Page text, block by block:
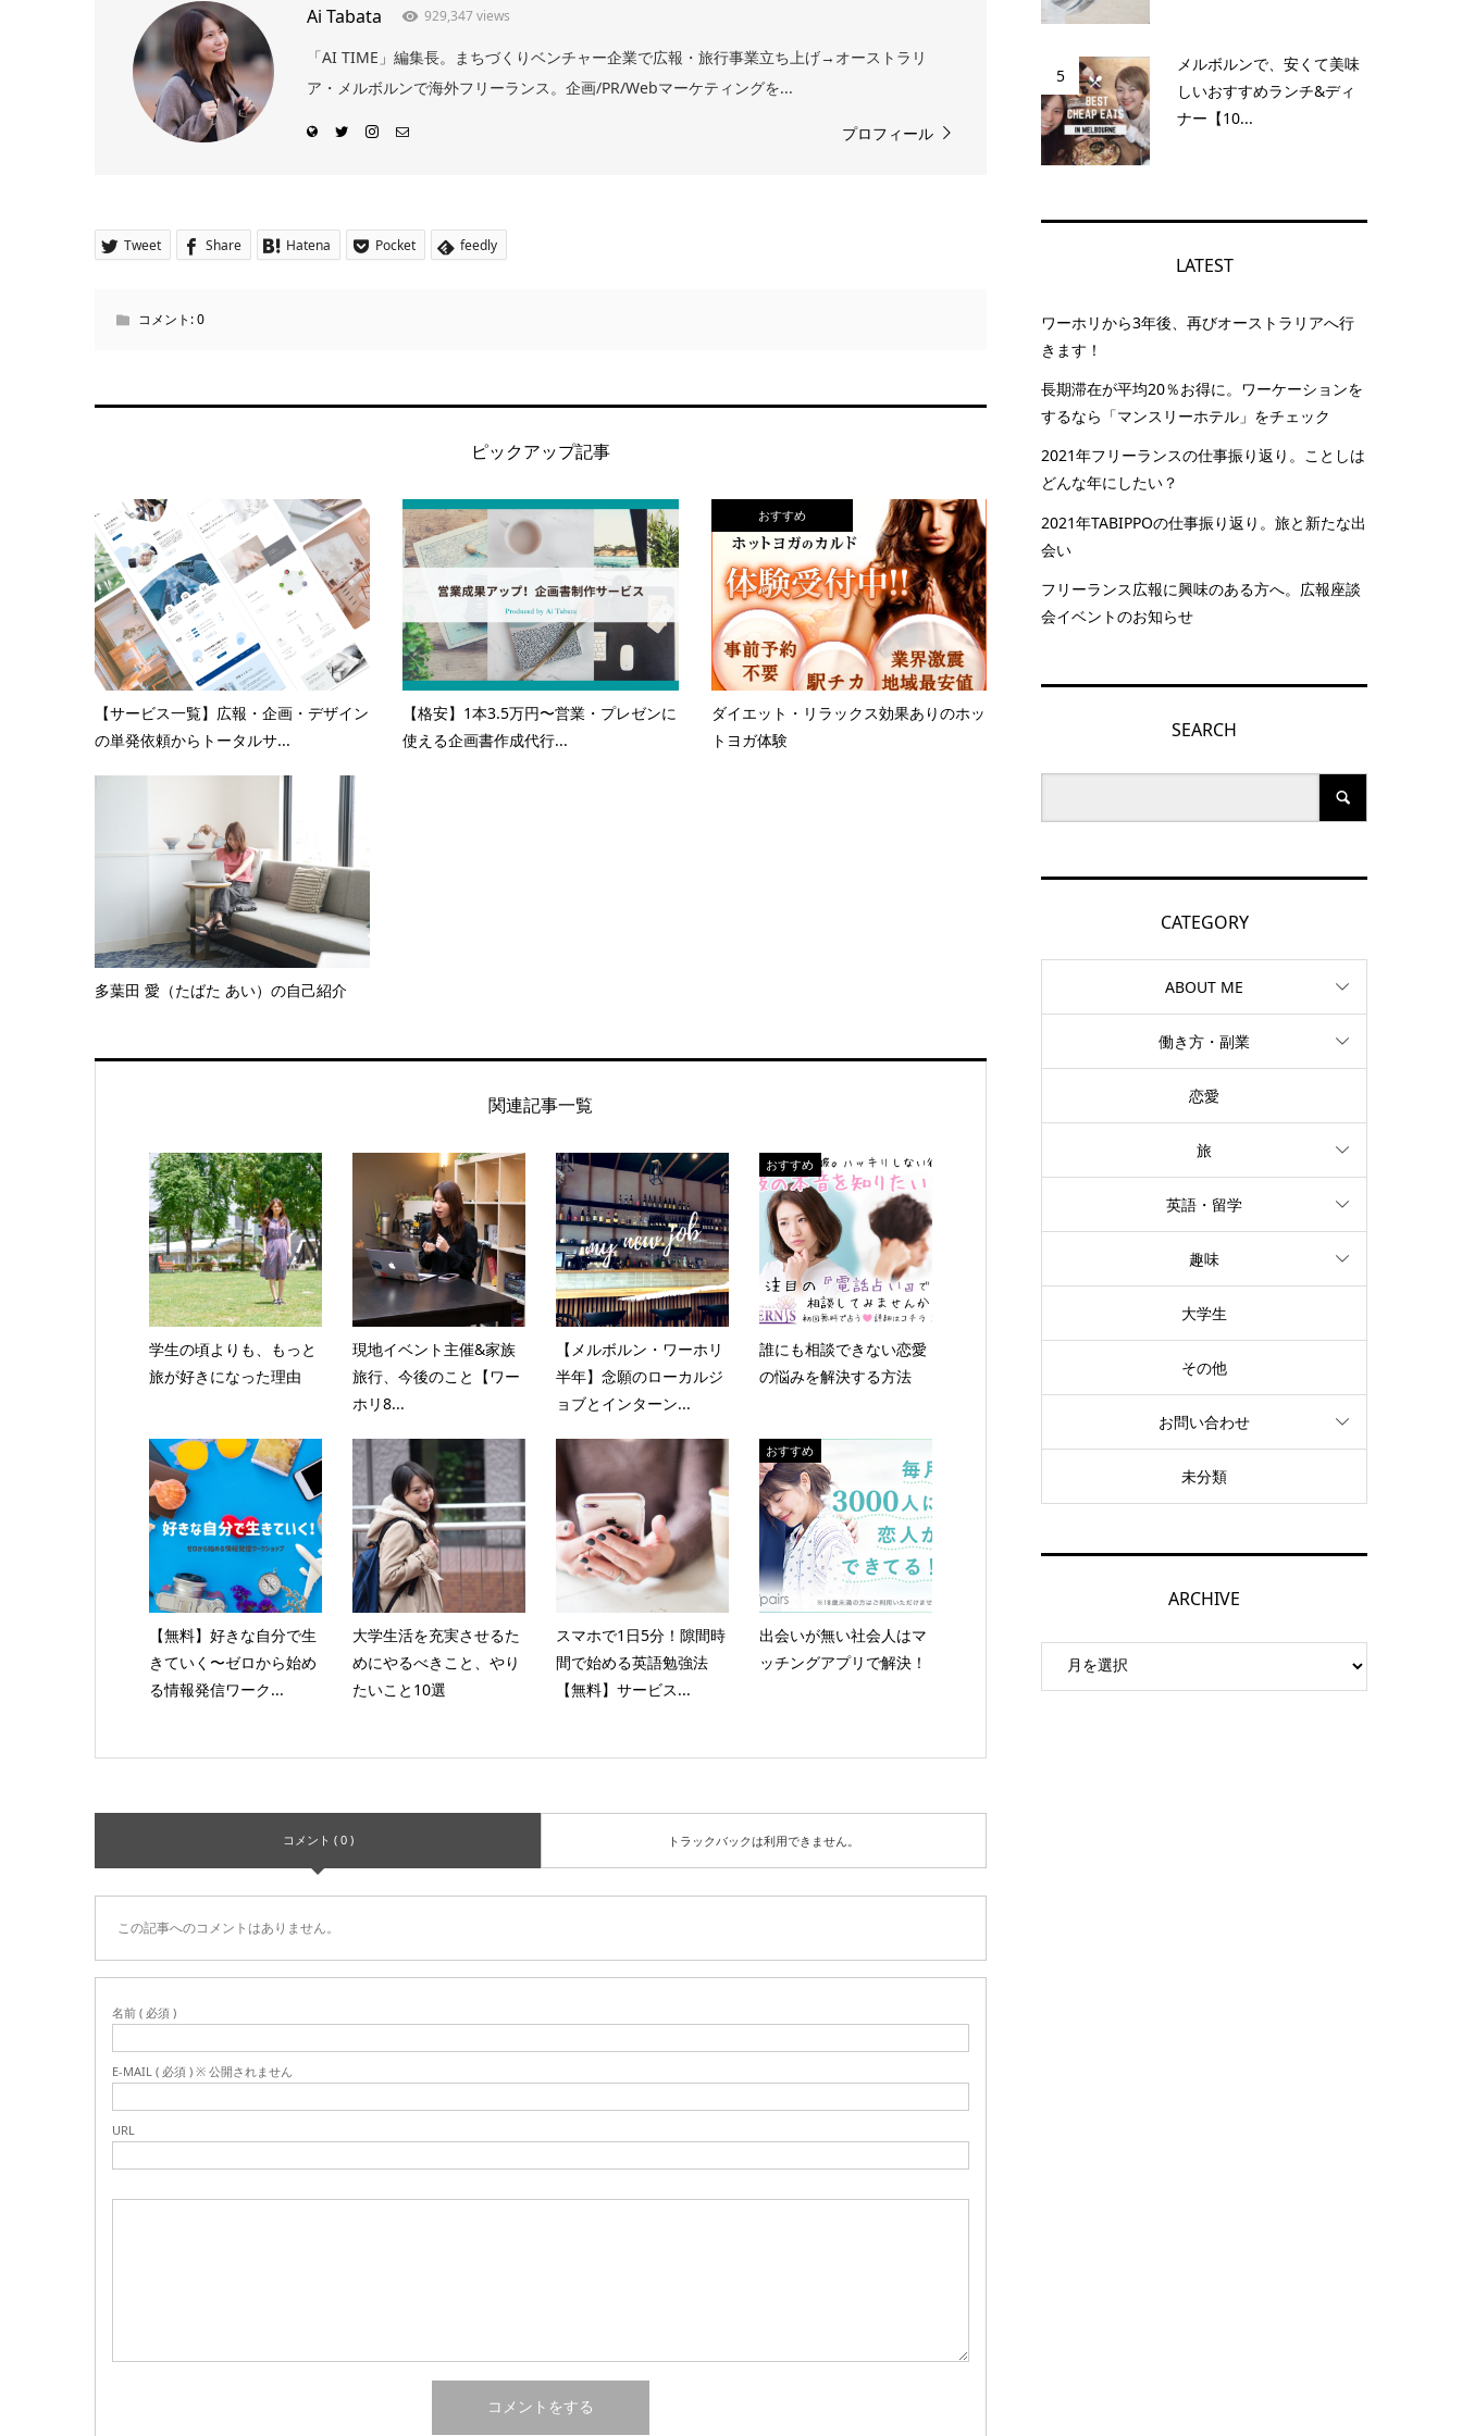
Ai Tabata 929,347 views
「AI TIME」編集長。まちづくりベンチャー企業で広報・旅行事業立ち上げ→オーストラリ
ア・メルボルンで海外フリーランス。企画/PR/Webマーケティングを...
プロフィール
Tweet Share Hatena Pocket feedly
コメント:0
ピックアップ記事
【サービス一覧】広報・企画・デザイン
の単発依頼からトータルサ...
【格安】1本3.5万円〜営業・プレゼンに
使える企画書作成代行...
おすすめ
ダイエット・リラックス効果ありのホッ
トヨガ体験
多葉田 愛（たばた あい）の自己紹介
関連記事一覧
学生の頃よりも、もっと
旅が好きになった理由
現地イベント主催&家族
旅行、今後のこと【ワー
ホリ8...
【メルボルン・ワーホリ
半年】念願のローカルジ
ョブとインターン...
おすすめ
誰にも相談できない恋愛
の悩みを解決する方法
【無料】好きな自分で生
きていく〜ゼロから始め
る情報発信ワーク...
大学生活を充実させるた
めにやるべきこと、やり
たいこと10選
スマホで1日5分！隙間時
間で始める英語勉強法
【無料】サービス...
おすすめ
出会いが無い社会人はマ
ッチングアプリで解決！
コメント ( 0 ) トラックバックは利用できません。
この記事へのコメントはありません。
名前 ( 必須 )
E-MAIL ( 必須 ) ※ 公開されません
URL
5
メルボルンで、安くて美味
しいおすすめランチ&ディ
ナー【10...
LATEST
ワーホリから3年後、再びオーストラリアへ行
きます！
長期滞在が平均20％お得に。ワーケーションを
するなら「マンスリーホテル」をチェック
2021年フリーランスの仕事振り返り。ことしは
どんな年にしたい？
2021年TABIPPOの仕事振り返り。旅と新たな出
会い
フリーランス広報に興味のある方へ。広報座談
会イベントのお知らせ
SEARCH
CATEGORY
ABOUT ME
働き方・副業
恋愛
旅
英語・留学
趣味
大学生
その他
お問い合わせ
未分類
ARCHIVE